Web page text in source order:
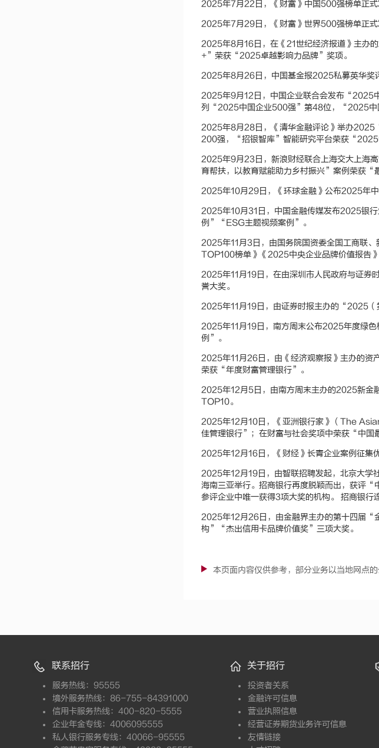
2025年7月22日，《财富》中国500强榜单正式
2025年7月29日，《财富》世界500强榜单正式
2025年8月16日，在《21世纪经济报道》主办
+”荣获“2025卓越影响力品牌”奖项。
2025年8月26日，中国基金报2025私募英华奖
2025年9月12日，中国企业联合会发布
列“2025中国企业500强”第48位，“2025中
2025年8月28日，《清华金融评论》举办
200强，“招银智库”智能研究平台荣获“2025
2025年9月23日，新浪财经联合上海交大上海
育帮扶，以教育赋能助力乡村振兴”案例荣获“
2025年10月29日，《环球金融》公布2025年
2025年10月31日，中国金融传媒发布2025银
例”“ESG主题视频案例”。
2025年11月3日，由国务院国资委全国工商联
TOP100榜单》《2025中央企业品牌价值报告
2025年11月19日，在由深圳市人民政府与证
誉大奖。
2025年11月19日，由证券时报主办的“2025
2025年11月19日，南方周末公布2025年度绿
例”。
2025年11月26日，由《经济观察报》主办的资
荣获“年度财富管理银行”。
2025年12月5日，由南方周末主办的2025新
TOP10。
2025年12月10日，《亚洲银行家》（The
佳管理银行”；在财富与社会奖项中荣获“中
2025年12月16日，《财经》长青企业案例征集
2025年12月19日，由智联招聘发起，北京大
海南三亚举行。招商银行再度脱颖而出，获评
参评企业中唯一获得3项大奖的机构。 招商银
2025年12月26日，由金融界主办的第十四届
构”“杰出信用卡品牌价值奖”三项大奖。
本页面内容仅供参考，部分业务以当地网点的
联系招行
服务热线：95555
境外服务热线：86-755-84391000
信用卡服务热线：400-820-5555
企业年金专线：4006095555
私人银行服务专线：40066-95555
关于招行
投资者关系
金融许可信息
营业执照信息
经营证券期货业务许可信息
友情链接